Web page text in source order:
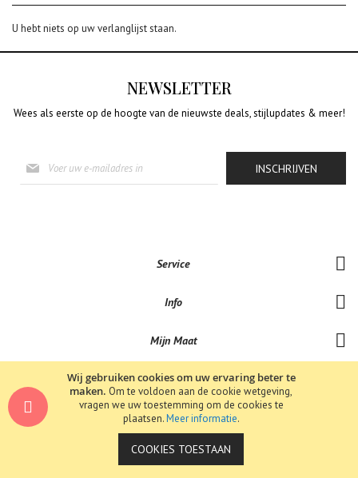
Wij gebruiken cookies om uw ervaring beter te
maken. Om te voldoen aan de cookie wetgeving,
vragen we uw toestemming om de cookies te
plaatsen. Meer informatie.
COOKIES TOESTAAN
U hebt niets op uw verlanglijst staan.
NEWSLETTER
Wees als eerste op de hoogte van de nieuwste deals, stijlupdates & meer!
u
op
INSCHRIJVEN
Service
Info
Mijn Maat
Copyright © 2019-Bene-Lux Jewels . All rights reserved.